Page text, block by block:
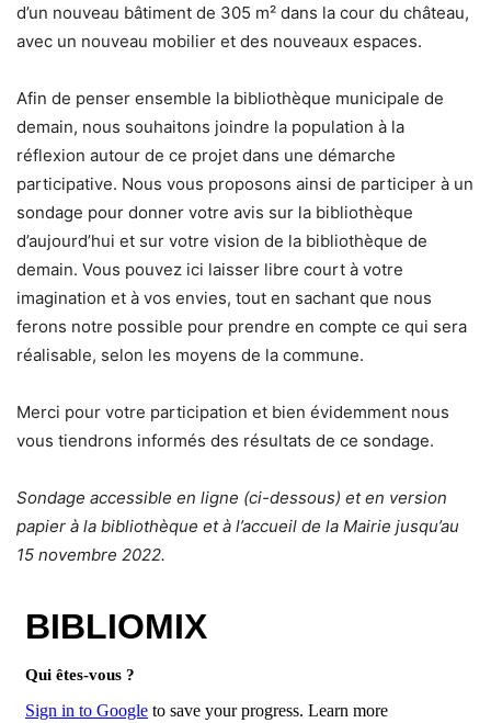
d’un nouveau bâtiment de 305 m² dans la cour du château,
avec un nouveau mobilier et des nouveaux espaces.
Afin de penser ensemble la bibliothèque municipale de
demain, nous souhaitons joindre la population à la
réflexion autour de ce projet dans une démarche
participative. Nous vous proposons ainsi de participer à un
sondage pour donner votre avis sur la bibliothèque
d’aujourd’hui et sur votre vision de la bibliothèque de
demain. Vous pouvez ici laisser libre court à votre
imagination et à vos envies, tout en sachant que nous
ferons notre possible pour prendre en compte ce qui sera
réalisable, selon les moyens de la commune.
Merci pour votre participation et bien évidemment nous
vous tiendrons informés des résultats de ce sondage.
Sondage accessible en ligne (ci-dessous) et en version
papier à la bibliothèque et à l’accueil de la Mairie jusqu’au
15 novembre 2022.